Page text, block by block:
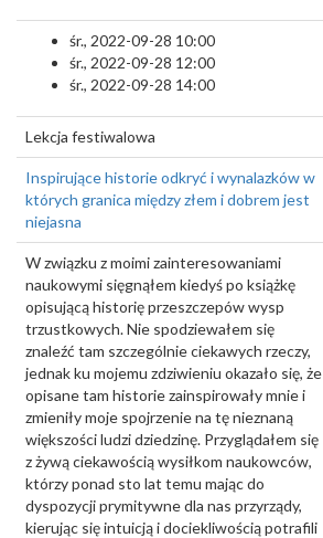
śr., 2022-09-28 10:00
śr., 2022-09-28 12:00
śr., 2022-09-28 14:00
Lekcja festiwalowa
Inspirujące historie odkryć i wynalazków w
których granica między złem i dobrem jest
niejasna
W związku z moimi zainteresowaniami
naukowymi sięgnąłem kiedyś po książkę
opisującą historię przeszczepów wysp
trzustkowych. Nie spodziewałem się
znaleźć tam szczególnie ciekawych rzeczy,
jednak ku mojemu zdziwieniu okazało się, że
opisane tam historie zainspirowały mnie i
zmieniły moje spojrzenie na tę nieznaną
większości ludzi dziedzinę. Przyglądałem się
z żywą ciekawością wysiłkom naukowców,
którzy ponad sto lat temu mając do
dyspozycji prymitywne dla nas przyrządy,
kierując się intuicją i dociekliwością potrafili